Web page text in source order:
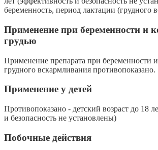
беременность, период лактации (грудного
Применение при беременности и
грудью
Применение препарата при беременности
грудного вскармливания противопоказано.
Применение у детей
Противопоказано - детский возраст до 18
и безопасность не установлены)
Побочные действия